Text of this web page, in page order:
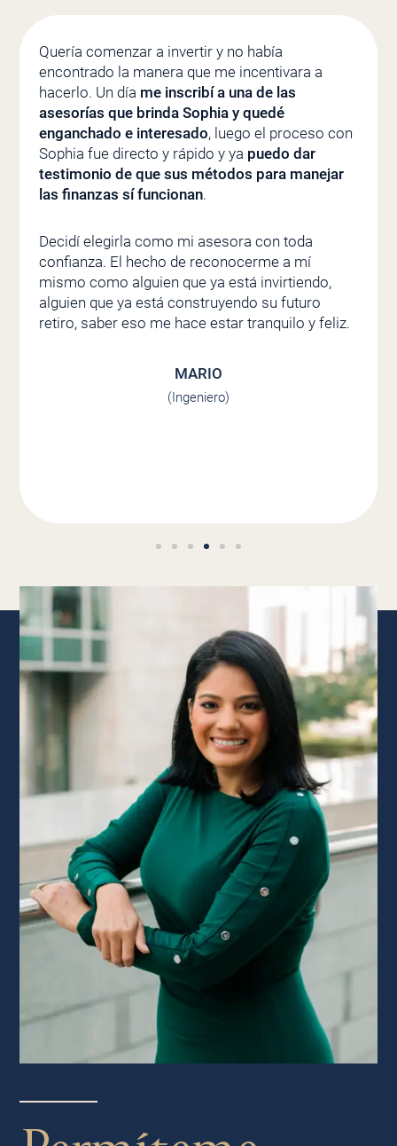
Quería comenzar a invertir y no había
encontrado la manera que me incentivara a
hacerlo. Un día me inscribí a una de las
asesorías que brinda Sophia y quedé
enganchado e interesado, luego el proceso con
Sophia fue directo y rápido y ya puedo dar
testimonio de que sus métodos para manejar
las finanzas sí funcionan.
Decidí elegirla como mi asesora con toda
confianza. El hecho de reconocerme a mí
mismo como alguien que ya está invirtiendo,
alguien que ya está construyendo su futuro
retiro, saber eso me hace estar tranquilo y feliz.
MARIO
(Ingeniero)